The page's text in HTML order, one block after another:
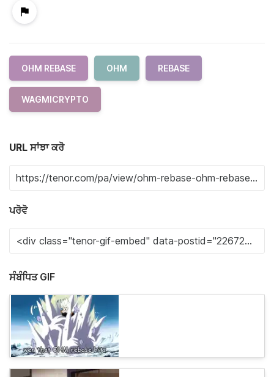
OHM REBASE OHM REBASE
WAGMICRYPTO
URL ਸਾਂਝਾ ਕਰੋ
ਪਰੋਵੋ
ਸੰਬੰਧਿਤ GIF